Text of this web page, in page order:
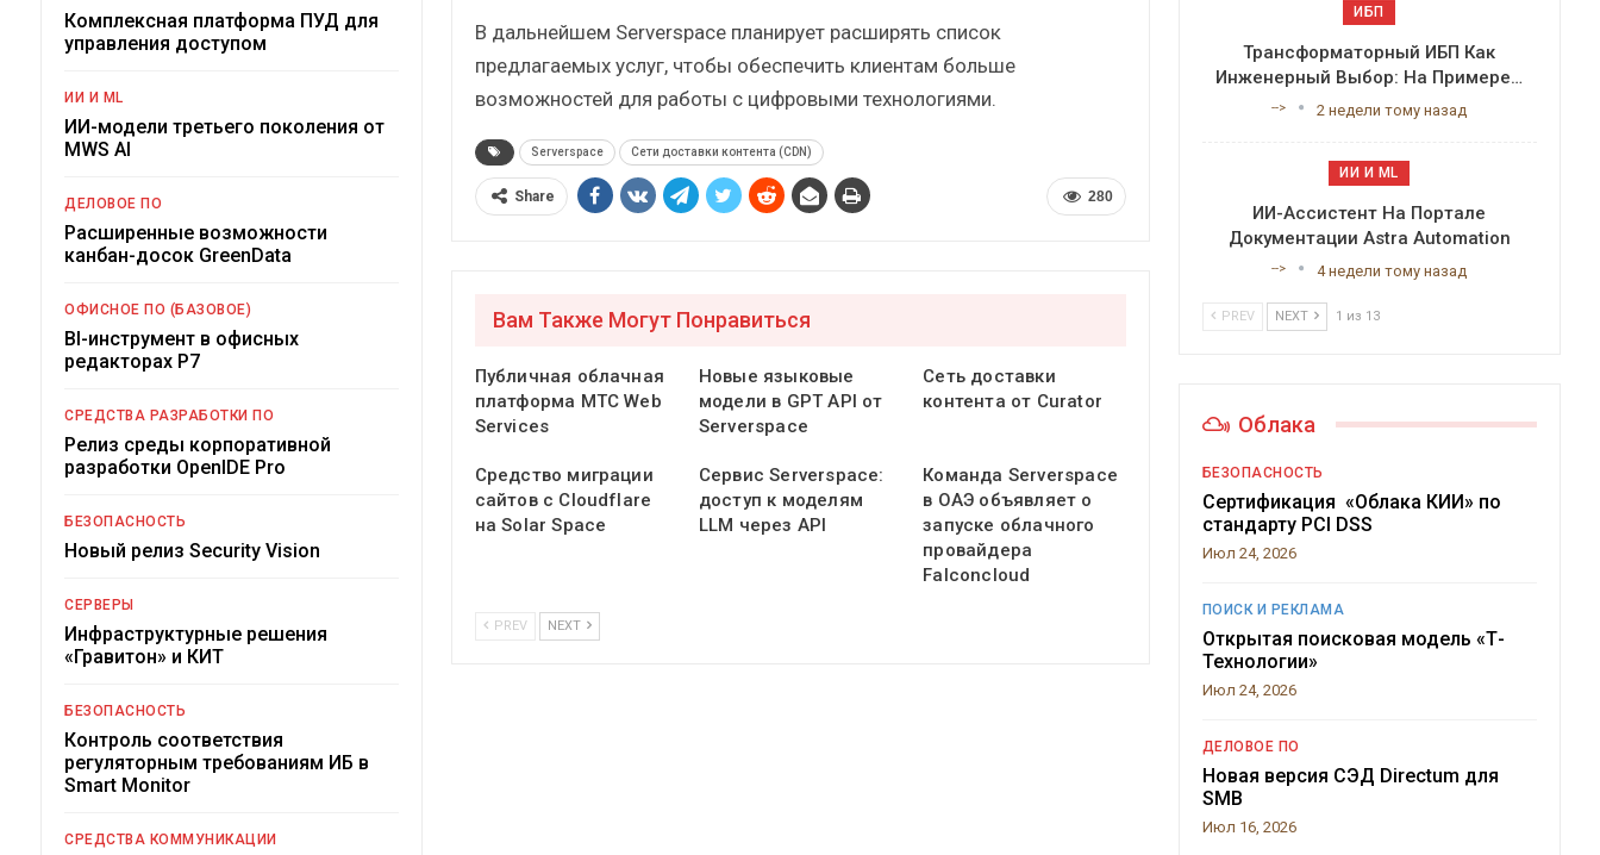
В дальнейшем Serverspace планирует расширять список
предлагаемых услуг, чтобы обеспечить клиентам больше
возможностей для работы с цифровыми технологиями.
Serverspace Сети доставки контента (CDN)
280
Share
Вам Также Могут Понравиться
Публичная облачная
платформа МТС Web
Services
Новые языковые
модели в GPT API от
Serverspace
Сеть доставки
контента от Curator
Средство миграции
сайтов с Cloudflare
на Solar Space
Сервис Serverspace:
доступ к моделям
LLM через API
Команда Serverspace
в ОАЭ объявляет о
запуске облачного
провайдера
Falconcloud
PREV NEXT
Комплексная платформа ПУД для
управления доступом
ИИ И ML
ИИ-модели третьего поколения от
MWS AI
ДЕЛОВОЕ ПО
Расширенные возможности
канбан-досок GreenData
ОФИСНОЕ ПО (БАЗОВОЕ)
BI-инструмент в офисных
редакторах Р7
СРЕДСТВА РАЗРАБОТКИ ПО
Релиз среды корпоративной
разработки OpenIDE Pro
БЕЗОПАСНОСТЬ
Новый релиз Security Vision
СЕРВЕРЫ
Инфраструктурные решения
«Гравитон» и КИТ
БЕЗОПАСНОСТЬ
Контроль соответствия
регуляторным требованиям ИБ в
Smart Monitor
СРЕДСТВА КОММУНИКАЦИИ
ИБП
Трансформаторный ИБП Как
Инженерный Выбор: На Примере…
--> 2 недели тому назад
ИИ И ML
ИИ-Ассистент На Портале
Документации Astra Automation
--> 4 недели тому назад
PREV NEXT 1 из 13
Облака
БЕЗОПАСНОСТЬ
Сертификация «Облака КИИ» по
стандарту PCI DSS
Июл 24, 2026
ПОИСК И РЕКЛАМА
Открытая поисковая модель «Т-
Технологии»
Июл 24, 2026
ДЕЛОВОЕ ПО
Новая версия СЭД Directum для
SMB
Июл 16, 2026